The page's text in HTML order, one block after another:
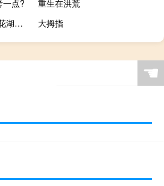
一点?
重生在洪荒
方正莲花湖(关于方正莲花湖的简介)
大拇指
☚